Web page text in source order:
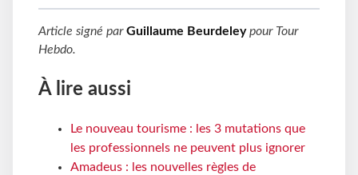
Article signé parGuillaume Beurdeleypour Tour
Hebdo.
À lire aussi
Le nouveau tourisme : les 3 mutations que
les professionnels ne peuvent plus ignorer
Amadeus : les nouvelles règles de